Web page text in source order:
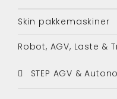
Skin pakkemaskiner
Robot, AGV, Laste
STEP AGV &